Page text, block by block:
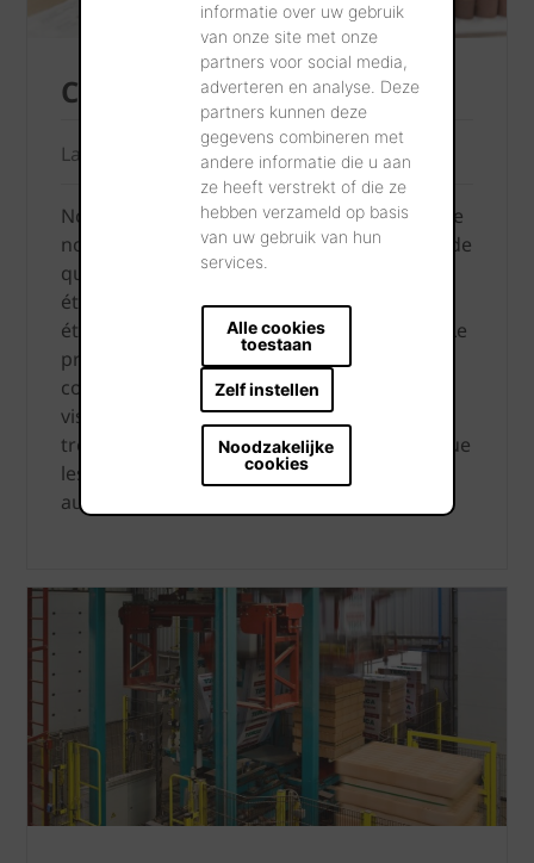
informatie over uw gebruik
van onze site met onze
partners voor social media,
adverteren en analyse. Deze
partners kunnen deze
gegevens combineren met
andere informatie die u aan
ze heeft verstrekt of die ze
hebben verzameld op basis
van uw gebruik van hun
services.
Alle cookies
toestaan
Zelf instellen
Noodzakelijke
cookies
Contrôle de la qualité
La meilleure qualité
Nous garantissons évidemment la qualité de
nos produits. C’est pourquoi des contrôles de
qualité poussés sont effectués à chaque
étape du processus de production, et ce en
étroite collaboration avec les laboratoires. Le
produit fini bénéficie également d’un
contrôle supplémentaire. Via un examen
visuel lors de l’emballage pour les blocs
treillis et les briques de parement. Tandis que
les tuiles bénéficient également d’un test
auditif, au moyen du célèbre petit marteau.